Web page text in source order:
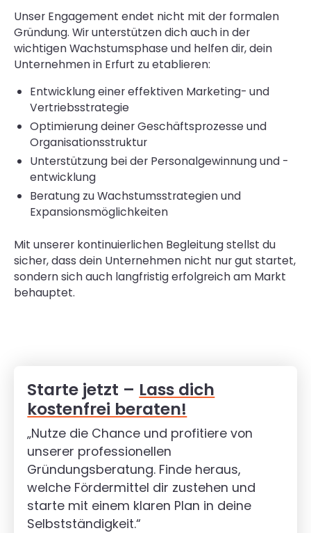
Unser Engagement endet nicht mit der formalen
Gründung. Wir unterstützen dich auch in der
wichtigen Wachstumsphase und helfen dir, dein
Unternehmen in Erfurt zu etablieren:
Entwicklung einer effektiven Marketing- und
Vertriebsstrategie
Optimierung deiner Geschäftsprozesse und
Organisationsstruktur
Unterstützung bei der Personalgewinnung und -
entwicklung
Beratung zu Wachstumsstrategien und
Expansionsmöglichkeiten
Mit unserer kontinuierlichen Begleitung stellst du
sicher, dass dein Unternehmen nicht nur gut startet,
sondern sich auch langfristig erfolgreich am Markt
behauptet.
Starte jetzt – Lass dich
kostenfrei beraten!
„Nutze die Chance und profitiere von
unserer professionellen
Gründungsberatung. Finde heraus,
welche Fördermittel dir zustehen und
starte mit einem klaren Plan in deine
Selbstständigkeit.“